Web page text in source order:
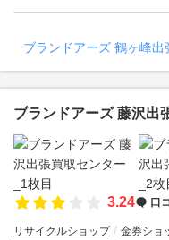
ブランドアーズ 鶴ヶ峰
ブランドアーズ 藤沢出
3.24 口
リサイクルショップ 金券ショ